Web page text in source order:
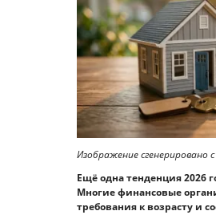
Изображение сгенерировано
Ещё одна тенденция 2026
Многие финансовые
требования к возрасту и